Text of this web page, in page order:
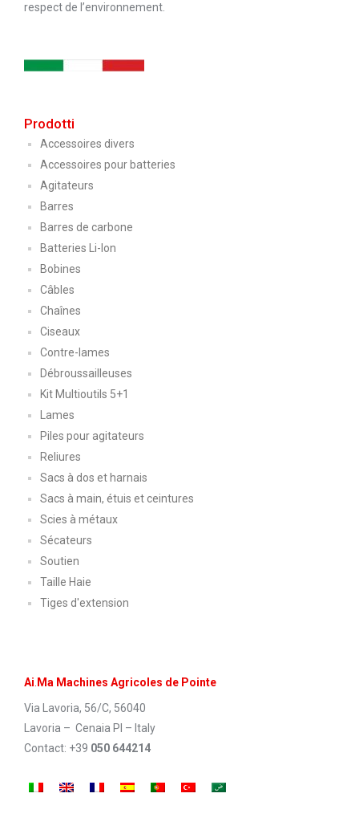
respect de l’environnement.
Prodotti
Accessoires divers
Accessoires pour batteries
Agitateurs
Barres
Barres de carbone
Batteries Li-Ion
Bobines
Câbles
Chaînes
Ciseaux
Contre-lames
Débroussailleuses
Kit Multioutils 5+1
Lames
Piles pour agitateurs
Reliures
Sacs à dos et harnais
Sacs à main, étuis et ceintures
Scies à métaux
Sécateurs
Soutien
Taille Haie
Tiges d'extension
Ai Ma Machines Agricoles de Pointe
Via Lavoria, 56/C, 56040
Lavoria – Cenaia PI – Italy
Contact: +39 050 644214